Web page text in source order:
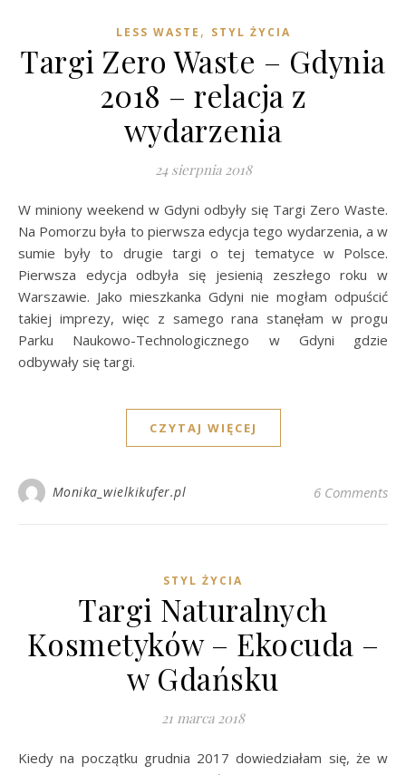
LESS WASTE , STYL ŻYCIA
Targi Zero Waste – Gdynia
2018 – relacja z
wydarzenia
24 sierpnia 2018
W miniony weekend w Gdyni odbyły się Targi Zero Waste.
Na Pomorzu była to pierwsza edycja tego wydarzenia, a w
sumie były to drugie targi o tej tematyce w Polsce.
Pierwsza edycja odbyła się jesienią zeszłego roku w
Warszawie. Jako mieszkanka Gdyni nie mogłam odpuścić
takiej imprezy, więc z samego rana stanęłam w progu
Parku Naukowo-Technologicznego w Gdyni gdzie
odbywały się targi.
CZYTAJ WIĘCEJ
Monika_wielkikufer.pl 6 Comments
STYL ŻYCIA
Targi Naturalnych
Kosmetyków – Ekocuda –
w Gdańsku
21 marca 2018
Kiedy na początku grudnia 2017 dowiedziałam się, że w